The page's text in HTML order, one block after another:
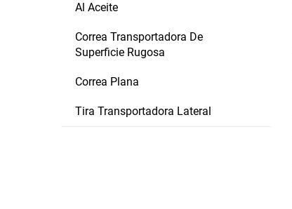
Al Aceite
Correa Transportadora De
Superficie Rugosa
Correa Plana
Tira Transportadora Lateral